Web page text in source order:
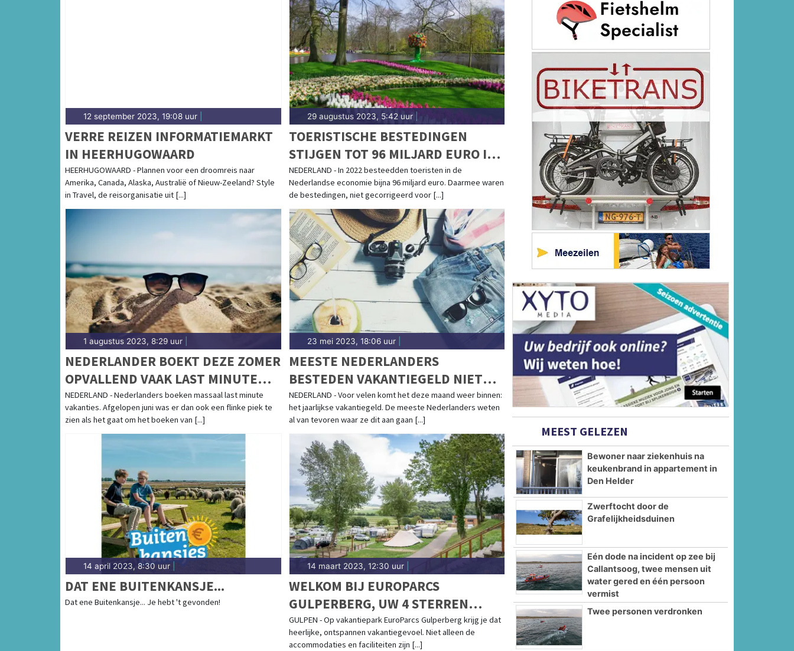
12 september 2023, 19:08 uur
VERRE REIZEN INFORMATIEMARKT
IN HEERHUGOWAARD
HEERHUGOWAARD - Plannen voor een droomreis naar
Amerika, Canada, Alaska, Australië of Nieuw-Zeeland? Style
in Travel, de reisorganisatie uit [...]
29 augustus 2023, 5:42 uur|
TOERISTISCHE BESTEDINGEN
STIJGEN TOT 96 MILJARD EURO IN
2022
NEDERLAND - In 2022 besteedden toeristen in de
Nederlandse economie bijna 96 miljard euro. Daarmee waren
de bestedingen, niet gecorrigeerd voor [...]
1 augustus 2023, 8:29 uur
NEDERLANDER BOEKT DEZE ZOMER
OPVALLEND VAAK LAST MINUTE
VAKANTIE
NEDERLAND - Nederlanders boeken massaal last minute
vakanties. Afgelopen juni was er dan ook een flinke piek te
zien als het gaat om het boeken van [...]
23 mei 2023, 18:06 uur|
MEESTE NEDERLANDERS
BESTEDEN VAKANTIEGELD NIET
AAN VAKANTIE
NEDERLAND - Voor velen komt het deze maand weer binnen:
het jaarlijkse vakantiegeld. De meeste Nederlanders weten
al van tevoren waar ze dit aan gaan [...]
14 april 2023, 8:30 uur
DAT ENE BUITENKANSJE...
Dat ene Buitenkansje... Je hebt 't gevonden!
14 maart 2023, 12:30 uur|
WELKOM BIJ EUROPARCS
GULPERBERG, UW 4 STERREN
VAKANTIEPARK IN HET LIMBURGSE
HEUVELLAND
GULPEN - Op vakantiepark EuroParcs Gulperberg krijg je dat
heerlijke, ontspannen vakantiegevoel. Niet alleen de
accommodaties en faciliteiten zijn [...]
MEEST GELEZEN
Bewoner naar ziekenhuis na
keukenbrand in appartement in
Den Helder
Zwerftocht door de
Grafelijkheidsduinen
Eén dode na incident op zee bij
Callantsoog, twee mensen uit
water gered en één persoon
vermist
Twee personen verdronken